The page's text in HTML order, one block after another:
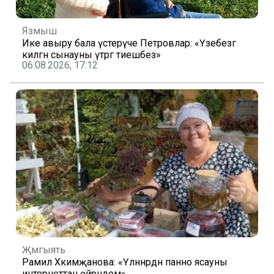
Язмыш
Ике авыру бала үстерүче Петровлар: «Үзебезгә
килгән сынауны үтәргә тиешбез»
06.08.2026, 17:12
Җәмгыять
Рамилә Хәкимҗанова: «Үләннәрдән панно ясауны